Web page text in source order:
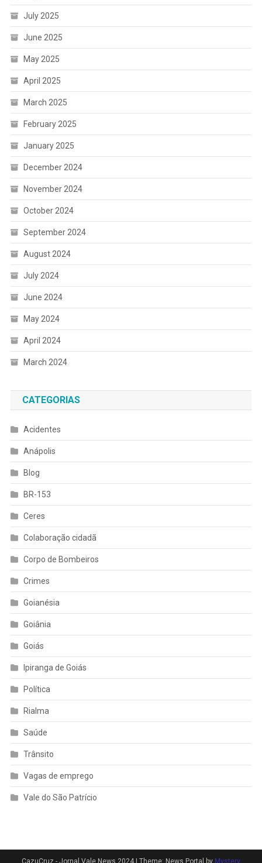
July 2025
June 2025
May 2025
April 2025
March 2025
February 2025
January 2025
December 2024
November 2024
October 2024
September 2024
August 2024
July 2024
June 2024
May 2024
April 2024
March 2024
CATEGORIAS
Acidentes
Anápolis
Blog
BR-153
Ceres
Colaboração cidadã
Corpo de Bombeiros
Crimes
Goianésia
Goiânia
Goiás
Ipiranga de Goiás
Política
Rialma
Saúde
Trânsito
Vagas de emprego
Vale do São Patrício
CazuCruz - Jornal Vale News 2024 Theme: News Portal by Mystery